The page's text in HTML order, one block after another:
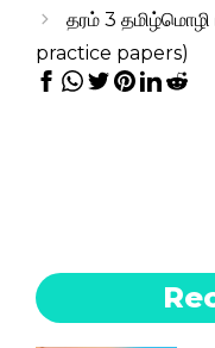
தரம் 3 தமிழ்மொழி
practice papers)